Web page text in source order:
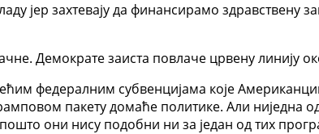
јер захтевају да финансирамо
Демократе заиста повлаче црвену линију
федералним субвенцијама које
пакету домаће политике. Али ниједна
они нису подобни ни за један од тих